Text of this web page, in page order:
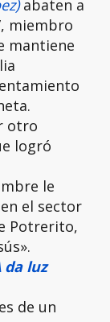
abaten a
miembro
mantiene
otro
logró
le
el sector
Potrerito,
da luz
de un